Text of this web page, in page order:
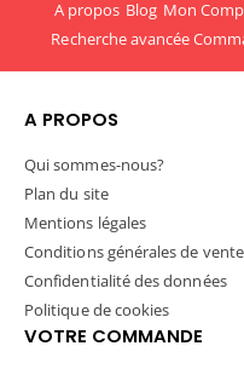
A propos Blog Mon
Recherche avancée
A PROPOS
Qui sommes-nous?
Plan du site
Mentions légales
Conditions générales de vente
Confidentialité des données
Politique de cookies
VOTRE COMMANDE